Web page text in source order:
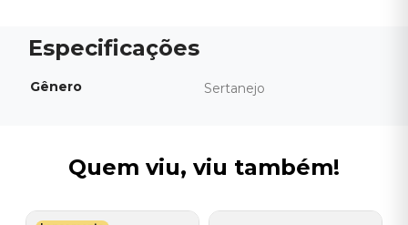
Gênero Sertanejo
Quem viu, viu também!